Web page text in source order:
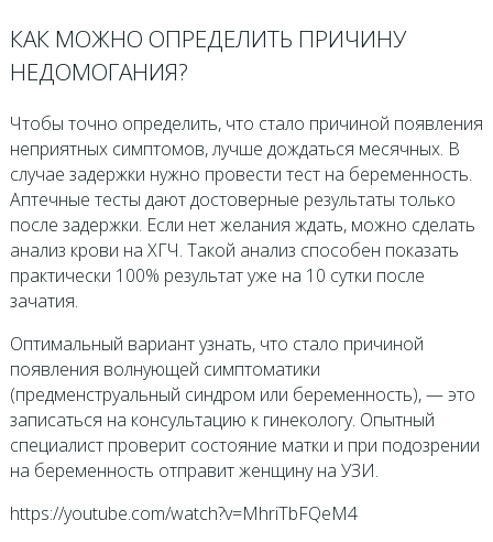
КАК МОЖНО ОПРЕДЕЛИТЬ ПРИЧИНУ
НЕДОМОГАНИЯ?
Чтобы точно определить, что стало причиной появления
неприятных симптомов, лучше дождаться месячных. В
случае задержки нужно провести тест на беременность.
Аптечные тесты дают достоверные результаты только
после задержки. Если нет желания ждать, можно сделать
анализ крови на ХГЧ. Такой анализ способен показать
практически 100% результат уже на 10 сутки после
зачатия.
Оптимальный вариант узнать, что стало причиной
появления волнующей симптоматики
(предменструальный синдром или беременность), — это
записаться на консультацию к гинекологу. Опытный
специалист проверит состояние матки и при подозрении
на беременность отправит женщину на УЗИ.
https://youtube.com/watch?v=MhriTbFQeM4